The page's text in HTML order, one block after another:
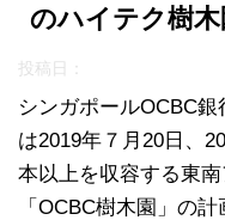
のハイテク樹
投稿日：
シンガポールOCBC銀
は2019年７月20日、
本以上を収容する東
「OCBC樹木園」の計